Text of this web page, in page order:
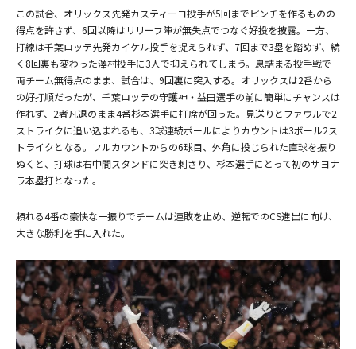
この試合、オリックス先発カスティーヨ投手が5回までピンチを作るものの
得点を許さず、6回以降はリリーフ陣が無失点でつなぐ好投を披露。一方、
打線は千葉ロッテ先発カイケル投手を捉えられず、7回まで3塁を踏めず、続
く8回裏も変わった澤村投手に3人で抑えられてしまう。息詰まる投手戦で
両チーム無得点のまま、試合は、9回裏に突入する。オリックスは2番から
の好打順だったが、千葉ロッテの守護神・益田選手の前に簡単にチャンスは
作れず、2者凡退のまま4番杉本選手に打席が回った。見送りとファウルで2
ストライクに追い込まれるも、3球連続ボールによりカウントは3ボール2ス
トライクとなる。フルカウントからの6球目、外角に投じられた直球を振り
ぬくと、打球は右中間スタンドに突き刺さり、杉本選手にとって初のサヨナ
ラ本塁打となった。
頼れる4番の豪快な一振りでチームは連敗を止め、逆転でのCS進出に向け、
大きな勝利を手に入れた。
スポーツニッポン新聞社提供